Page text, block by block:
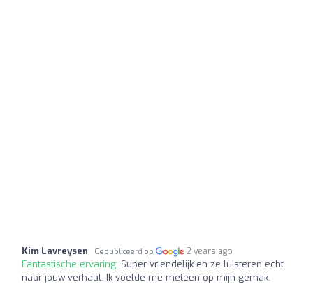
Kim Lavreysen Gepubliceerd op 2 years ago
Fantastische ervaring: Super vriendelijk en ze luisteren echt
naar jouw verhaal. Ik voelde me meteen op mijn gemak.